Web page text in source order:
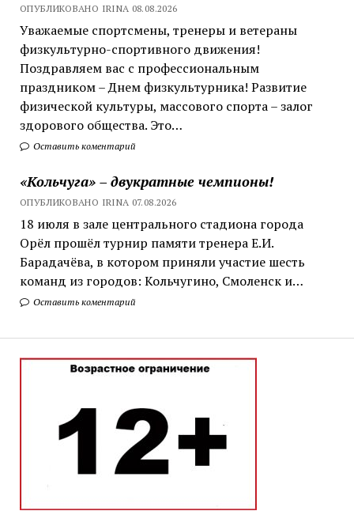
ОПУБЛИКОВАНО IRINA 08.08.2026
Уважаемые спортсмены, тренеры и ветераны
физкультурно-спортивного движения!
Поздравляем вас с профессиональным
праздником – Днем физкультурника! Развитие
физической культуры, массового спорта – залог
здорового общества. Это…
Оставить коментарий
«Кольчуга» – двукратные чемпионы!
ОПУБЛИКОВАНО IRINA 07.08.2026
18 июля в зале центрального стадиона города
Орёл прошёл турнир памяти тренера Е.И.
Барадачёва, в котором приняли участие шесть
команд из городов: Кольчугино, Смоленск и…
Оставить коментарий